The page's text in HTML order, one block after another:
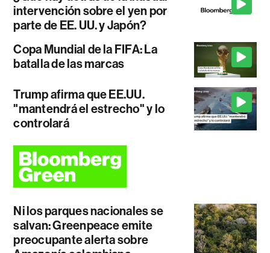
intervención sobre el yen por
parte de EE. UU. y Japón?
Copa Mundial de la FIFA: La
batalla de las marcas
Trump afirma que EE.UU.
"mantendrá el estrecho" y lo
controlará
Ni los parques nacionales se
salvan: Greenpeace emite
preocupante alerta sobre